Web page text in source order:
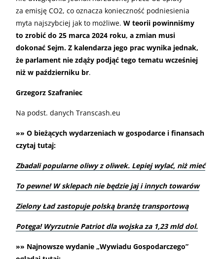
za emisję CO2, co oznacza konieczność podniesienia
myta najszybciej jak to możliwe. W teorii powinniśmy
to zrobić do 25 marca 2024 roku, a zmian musi
dokonać Sejm. Z kalendarza jego prac wynika jednak,
że parlament nie zdąży podjąć tego tematu wcześniej
niż w październiku br.
Grzegorz Szafraniec
Na podst. danych Transcash.eu
»» O bieżących wydarzeniach w gospodarce i finansach
czytaj tutaj:
Zbadali popularne oliwy z oliwek. Lepiej wylać, niż mieć
To pewne! W sklepach nie będzie jaj i innych towarów
Zielony Ład zastopuje polską branżę transportową
Potęga! Wyrzutnie Patriot dla wojska za 1,23 mld dol.
»» Najnowsze wydanie „Wywiadu Gospodarczego”